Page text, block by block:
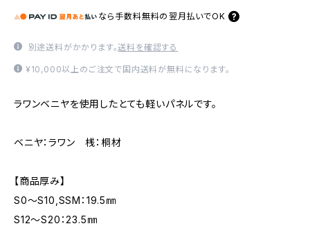
なら 手数料無料の 翌月払いでOK
別途送料がかかります。送料を確認する
¥10,000以上のご注文で国内送料が無料になります。
ラワンベニヤを使用したとても軽いパネルです。
ベニヤ：ラワン 桟：桐材
【商品厚み】
S0～S10,SSM：19.5㎜
S12～S20：23.5㎜